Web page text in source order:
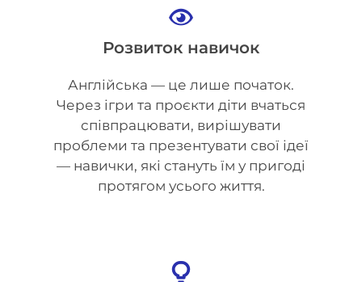
Розвиток навичок
Англійська — це лише початок.
Через ігри та проєкти діти вчаться
співпрацювати, вирішувати
проблеми та презентувати свої ідеї
— навички, які стануть їм у пригоді
протягом усього життя.